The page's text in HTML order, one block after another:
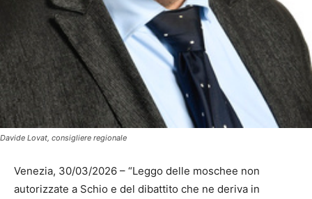
Davide Lovat, consigliere regionale
Venezia, 30/03/2026 – “Leggo delle moschee non
autorizzate a Schio e del dibattito che ne deriva in